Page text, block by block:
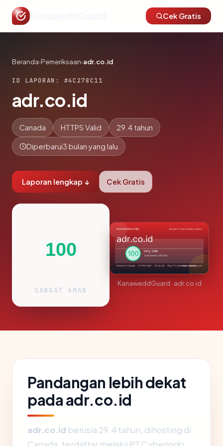
Cek Gratis
Beranda›Pemeriksaan›adr.co.id
ID LAPORAN: #4C278C11
adr.co.id
Canada HTTPS Valid 29.4 tahun
Diperbarui3 bulan yang lalu
Laporan lengkap ↓ Cek Gratis
100
SANGAT AMAN
KanaweddGuard · adr.co.id
Pandangan lebih dekat
pada adr.co.id
adr.co.id berusia 29.4 tahun, dihosting di